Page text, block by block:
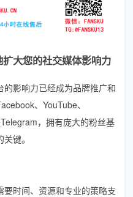
大您的社交媒体影响力
影响力已经成为品牌推广和
、YouTube、
，拥有庞大的粉丝基
键。
时间、资源和专业的策略支